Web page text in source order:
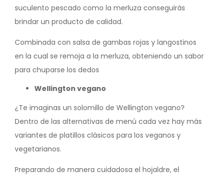
suculento pescado como la merluza conseguirás
brindar un producto de calidad.
Combinada con salsa de gambas rojas y langostinos
en la cual se remoja a la merluza, obteniendo un sabor
para chuparse los dedos
Wellington vegano
¿Te imaginas un solomillo de Wellington vegano?
Dentro de las alternativas de menú cada vez hay más
variantes de platillos clásicos para los veganos y
vegetarianos.
Preparando de manera cuidadosa el hojaldre, el